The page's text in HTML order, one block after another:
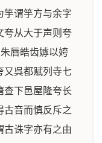
竽谓竽方与余字
夸从大于声则夸
唇皓齿嫭以姱
又呉都赋列寺七
查下邑屋隆夸长
古音而慎反斥之
古诛字亦有之由